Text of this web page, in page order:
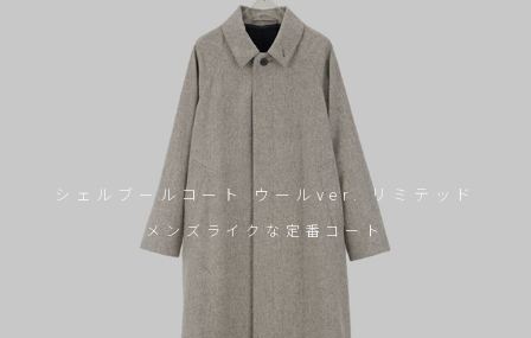
シェルブールコート ウールver. リミテッド
メンズライクな定番コート